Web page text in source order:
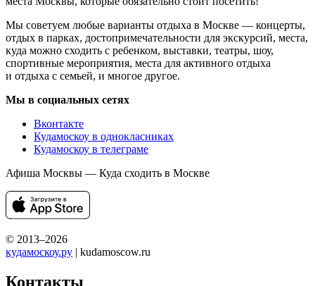
Мы советуем любые варианты отдыха в Москве — концерты,
отдых в парках, достопримечательности для экскурсий, места,
куда можно сходить с ребенком, выставки, театры, шоу,
спортивные мероприятия, места для активного отдыха
и отдыха с семьей, и многое другое.
Мы в социальных сетях
Вконтакте
Кудамоскоу в однокласниках
Кудамоскоу в телеграме
Афиша Москвы — Куда сходить в Москве
© 2013–2026
кудамоскоу.ру | kudamoscow.ru
Контакты